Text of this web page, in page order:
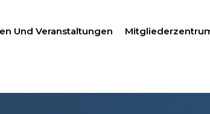
Und Veranstaltungen